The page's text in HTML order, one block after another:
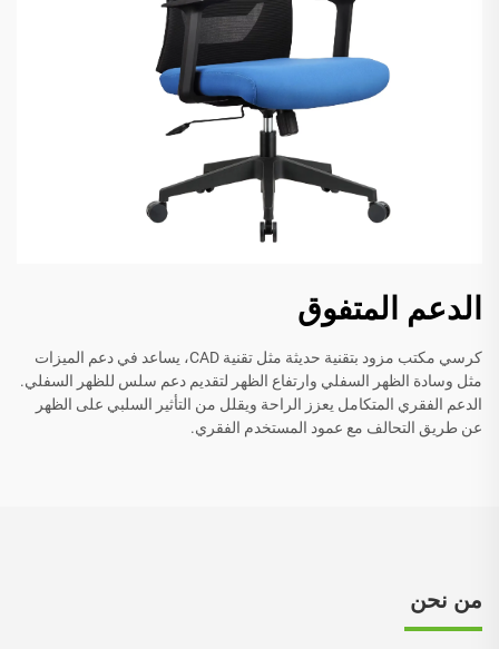
الدعم المتفوق
كرسي مكتب مزود بتقنية حديثة مثل تقنية CAD، يساعد في دعم الميزات
مثل وسادة الظهر السفلي وارتفاع الظهر لتقديم دعم سلس للظهر السفلي.
الدعم الفقري المتكامل يعزز الراحة ويقلل من التأثير السلبي على الظهر
عن طريق التحالف مع عمود المستخدم الفقري.
من نحن